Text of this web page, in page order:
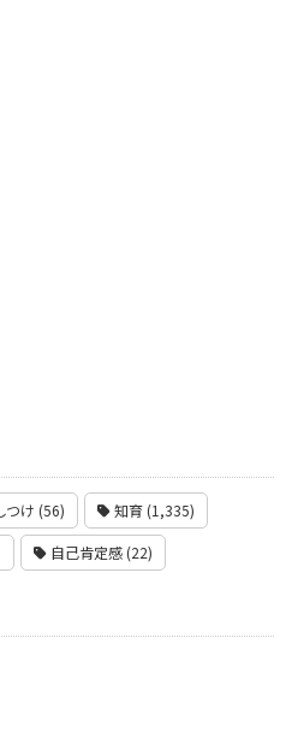
つけ (56) 知育 (1,335)
自己肯定感 (22)